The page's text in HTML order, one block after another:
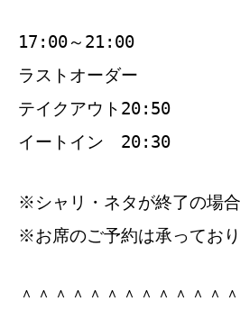
17:00～21:00
ラストオーダー
テイクアウト20:50
イートイン 20:30
※シャリ・ネタが終了の場
※お席のご予約は承ってお
＾＾＾＾＾＾＾＾＾＾＾＾